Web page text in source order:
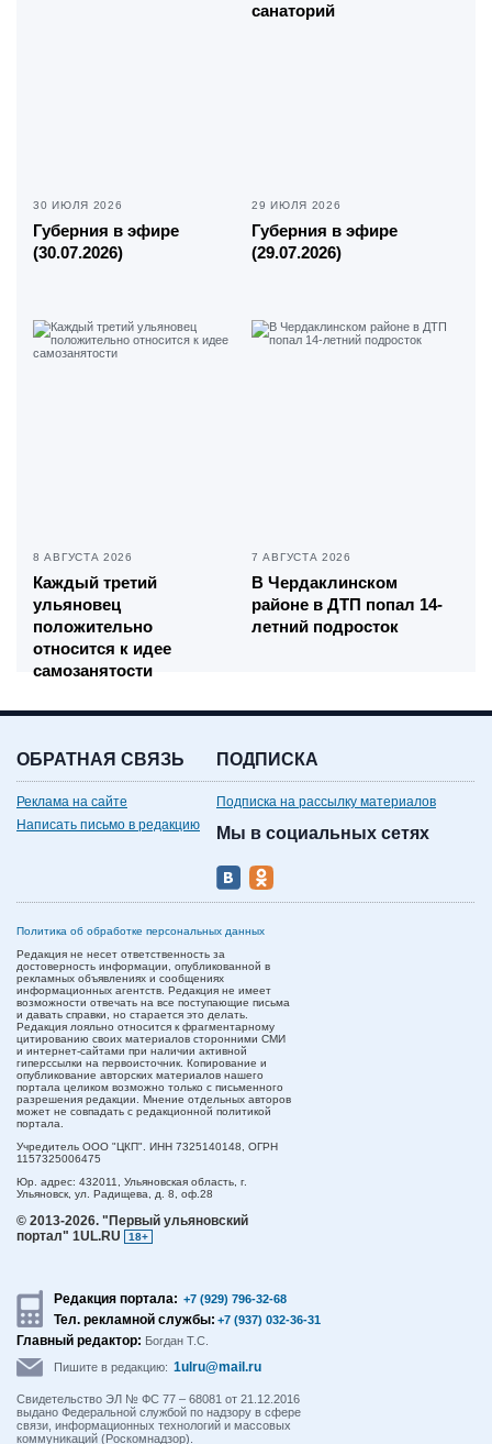
санаторий
30 ИЮЛЯ 2026
Губерния в эфире
(30.07.2026)
29 ИЮЛЯ 2026
Губерния в эфире
(29.07.2026)
8 АВГУСТА 2026
Каждый третий
ульяновец
положительно
относится к идее
самозанятости
7 АВГУСТА 2026
В Чердаклинском
районе в ДТП попал 14-
летний подросток
ОБРАТНАЯ СВЯЗЬ
Реклама на сайте
Написать письмо в редакцию
ПОДПИСКА
Подписка на рассылку материалов
Мы в социальных сетях
Политика об обработке персональных данных
Редакция не несет ответственность за
достоверность информации, опубликованной в
рекламных объявлениях и сообщениях
информационных агентств. Редакция не имеет
возможности отвечать на все поступающие письма
и давать справки, но старается это делать.
Редакция лояльно относится к фрагментарному
цитированию своих материалов сторонними СМИ
и интернет-сайтами при наличии активной
гиперссылки на первоисточник. Копирование и
опубликование авторских материалов нашего
портала целиком возможно только с письменного
разрешения редакции. Мнение отдельных авторов
может не совпадать с редакционной политикой
портала.
Учредитель ООО "ЦКП". ИНН 7325140148, ОГРН
1157325006475
Юр. адрес: 432011, Ульяновская область, г.
Ульяновск, ул. Радищева, д. 8, оф.28
© 2013-2026. "Первый ульяновский
портал" 1UL.RU
18+
Редакция портала: +7 (929) 796-32-68
Тел. рекламной службы: +7 (937) 032-36-31
Главный редактор: Богдан Т.С.
Пишите в редакцию: 1ulru@mail.ru
Свидетельство ЭЛ № ФС 77 – 68081 от 21.12.2016
выдано Федеральной службой по надзору в сфере
связи, информационных технологий и массовых
коммуникаций (Роскомнадзор).